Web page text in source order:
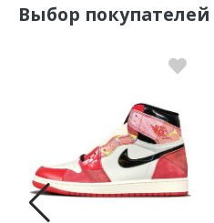
Выбор покупателей